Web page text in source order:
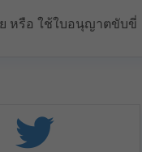
หรือ ใช้ใบอนุญาตขับขี่